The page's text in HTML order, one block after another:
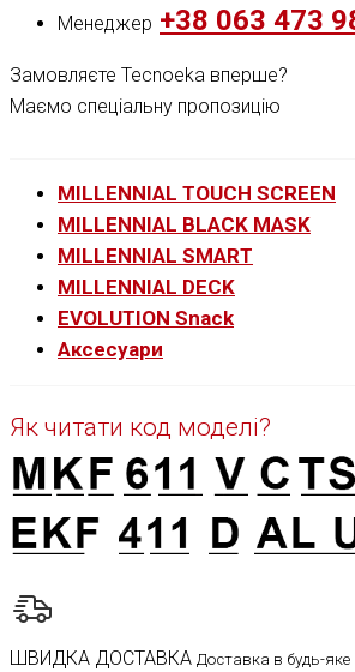
Менеджер +38 063 473
Замовляєте Tecnoeka вперше?
Маємо спеціальну пропозицію
MILLENNIAL TOUCH SCREEN
MILLENNIAL BLACK MASK
MILLENNIAL SMART
MILLENNIAL DECK
EVOLUTION Snack
Аксесуари
Як читати код моделі?
ШВИДКА ДОСТАВКА Доставка в будь-яке